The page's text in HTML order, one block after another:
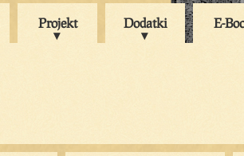
Projekt Dodatki E-